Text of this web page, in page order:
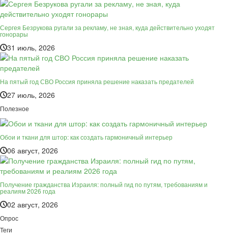
Сергея Безрукова ругали за рекламу, не зная, куда действительно уходят
гонорары
31 июль, 2026
На пятый год СВО Россия приняла решение наказать предателей
27 июль, 2026
Полезное
Обои и ткани для штор: как создать гармоничный интерьер
06 август, 2026
Получение гражданства Израиля: полный гид по путям, требованиям и
реалиям 2026 года
02 август, 2026
Опрос
Теги